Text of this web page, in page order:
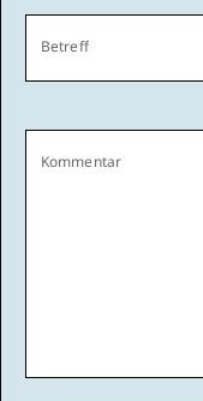
Betreff
Kommentar